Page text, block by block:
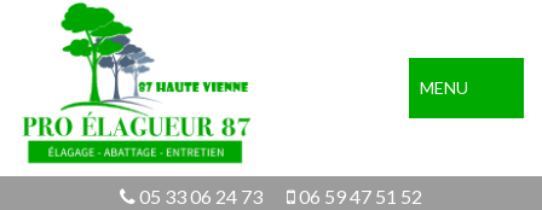
MENU
05 33 06 24 73 06 59 47 51 52